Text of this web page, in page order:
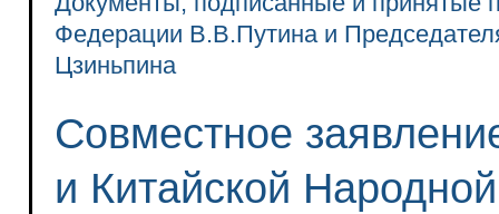
Федерации В.В.Путина и
Цзиньпина
Совместное
и Китайской